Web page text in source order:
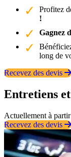
Profitez
!
Gagnez
long de
Recevez des devis
Entretiens
Actuellement à
Recevez des devis